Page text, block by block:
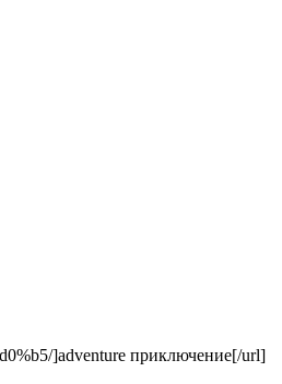
]adventure приключение[/url]